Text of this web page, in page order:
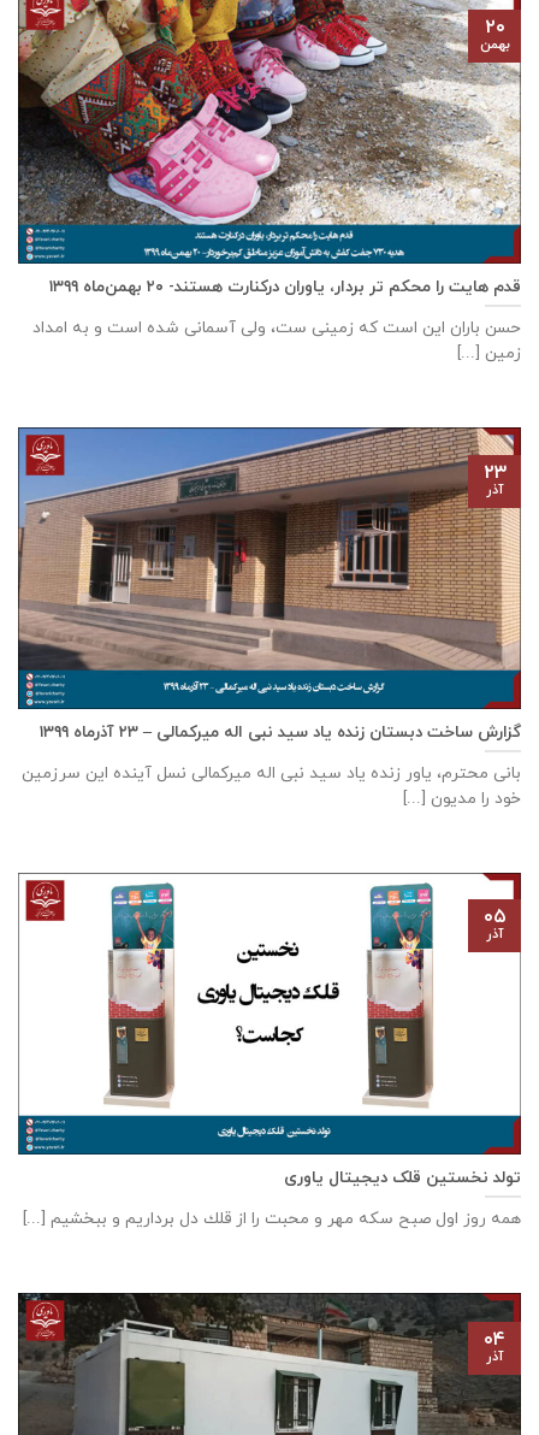
قدم هایت را محکم تر بردار، یاوران درکنارت هستند- ۲۰ بهمن‌ماه ۱۳۹۹
حسن باران این است که زمینی ست، ولی آسمانی شده است و به امداد
زمین [...]
۲۰
بهمن
گزارش ساخت دبستان زنده ياد سيد نبی اله ميركمالی – ۲۳ آذر‌ماه ۱۳۹۹
بانی محترم، یاور زنده ياد سيد نبی اله ميركمالی نسل آینده این سرزمین
خود را مدیون [...]
۲۳
آذر
تولد نخستین قلک دیجیتال یاوری
همه روز اول صبح سكه مهر و محبت را از قلك دل برداريم و ببخشيم [...]
۰۵
آذر
۰۴
آذر